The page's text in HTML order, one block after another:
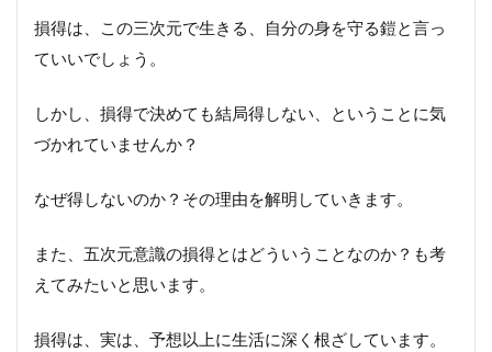
損得は、この三次元で生きる、自分の身を守る鎧と言っ
ていいでしょう。
しかし、損得で決めても結局得しない、ということに気
づかれていませんか？
なぜ得しないのか？その理由を解明していきます。
また、五次元意識の損得とはどういうことなのか？も考
えてみたいと思います。
損得は、実は、予想以上に生活に深く根ざしています。